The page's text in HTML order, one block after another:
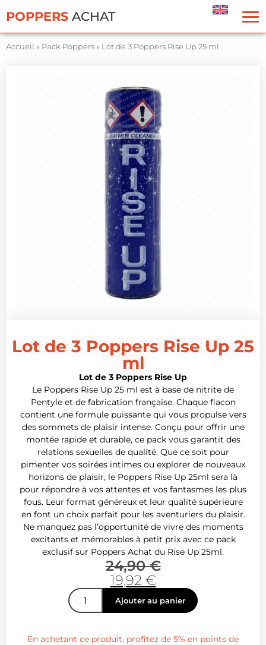
POPPERS ACHAT
Accueil » Pack Poppers» Lot de 3 Poppers Rise Up 25 ml
Lot de 3 Poppers Rise Up 25
ml
Lot de 3 Poppers Rise Up
Le Poppers Rise Up 25 ml est à base de nitrite de
Pentyle et de fabrication française. Chaque flacon
contient une formule puissante qui vous propulse vers
des sommets de plaisir intense. Conçu pour offrir une
montée rapide et durable, ce pack vous garantit des
relations sexuelles de qualité. Que ce soit pour
pimenter vos soirées intimes ou explorer de nouveaux
horizons de plaisir, le Poppers Rise Up 25ml sera là
pour répondre à vos attentes et vos fantasmes les plus
fous. Leur format généreux et leur qualité supérieure
en font un choix parfait pour les aventuriers du plaisir.
Ne manquez pas l’opportunité de vivre des moments
excitants et mémorables à petit prix avec ce pack
exclusif sur Poppers Achat du Rise Up 25ml.
24,90€
19,92 €
Ajouter au panier
En achetant ce produit, profitez de 5% en points de